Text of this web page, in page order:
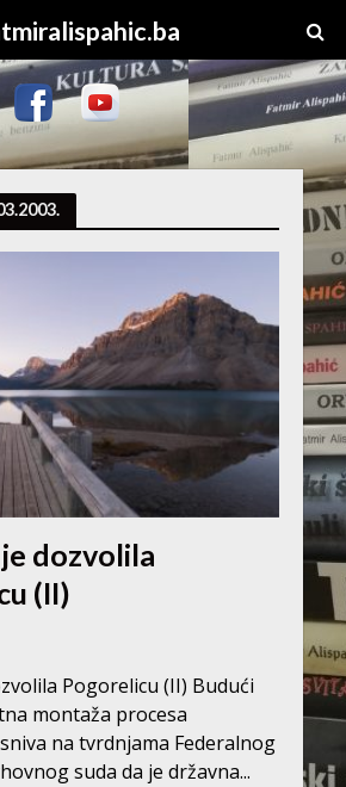
dozvolila
(II)
Pogorelicu (II) Budući
montaža procesa
na tvrdnjama Federalnog
suda da je državna...